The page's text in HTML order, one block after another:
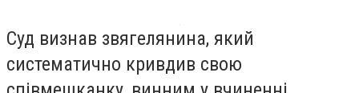
Суд визнав звягелянина, який
систематично кривдив свою